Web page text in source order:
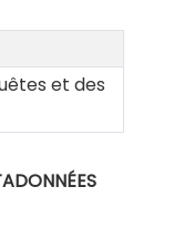
et des